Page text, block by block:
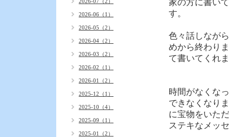
家の方に書い
す。
色々話しなが
めから終わり
て書いてくれ
時間がなくな
できなくなり
に宝物をいた
ステキなメッ
2026-06（1）
2026-05（2）
2026-04（2）
2026-03（2）
2026-02（1）
2026-01（2）
2025-12（1）
2025-10（4）
2025-09（1）
2025-01（2）